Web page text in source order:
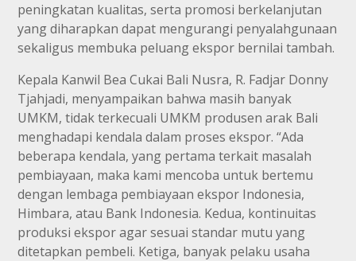
peningkatan kualitas, serta promosi berkelanjutan
yang diharapkan dapat mengurangi penyalahgunaan
sekaligus membuka peluang ekspor bernilai tambah.
Kepala Kanwil Bea Cukai Bali Nusra, R. Fadjar Donny
Tjahjadi, menyampaikan bahwa masih banyak
UMKM, tidak terkecuali UMKM produsen arak Bali
menghadapi kendala dalam proses ekspor. “Ada
beberapa kendala, yang pertama terkait masalah
pembiayaan, maka kami mencoba untuk bertemu
dengan lembaga pembiayaan ekspor Indonesia,
Himbara, atau Bank Indonesia. Kedua, kontinuitas
produksi ekspor agar sesuai standar mutu yang
ditetapkan pembeli. Ketiga, banyak pelaku usaha